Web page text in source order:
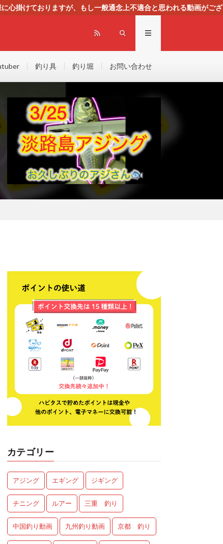
心掛けておりますが、もし一般通念上不適合と思われる動画がござ
釣り具 釣り堀 お問い合わせ
カテゴリー
アジング エギング ジギング
チニング ルアー 三重 釣り
中国釣り動画 九州釣り動画 京都 釣り